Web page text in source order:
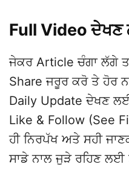
Full Video ਦੇਖਣ
ਜੇਕਰ Article ਚੰਗਾ ਲੱਗੇ
Share ਜਰੂਰ ਕਰੋ ਤੇ ਹੋਰ
Daily Update ਦੇਖਣ
Like & Follow (See
ਹੀ ਨਿਰਪੱਖ ਅਤੇ ਸਹੀ
ਸਾਡੇ ਨਾਲ ਜੁੜੇ ਰਹਿਣ ਲਈ